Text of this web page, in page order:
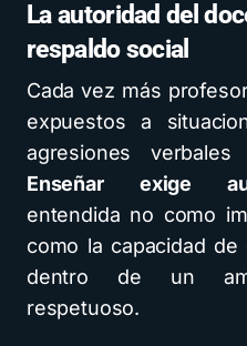
La autoridad del
respaldo social
Cada vez más
expuestos a
agresiones
Enseñar exige
entendida no como
como la capacidad
dentro de un
respetuoso.